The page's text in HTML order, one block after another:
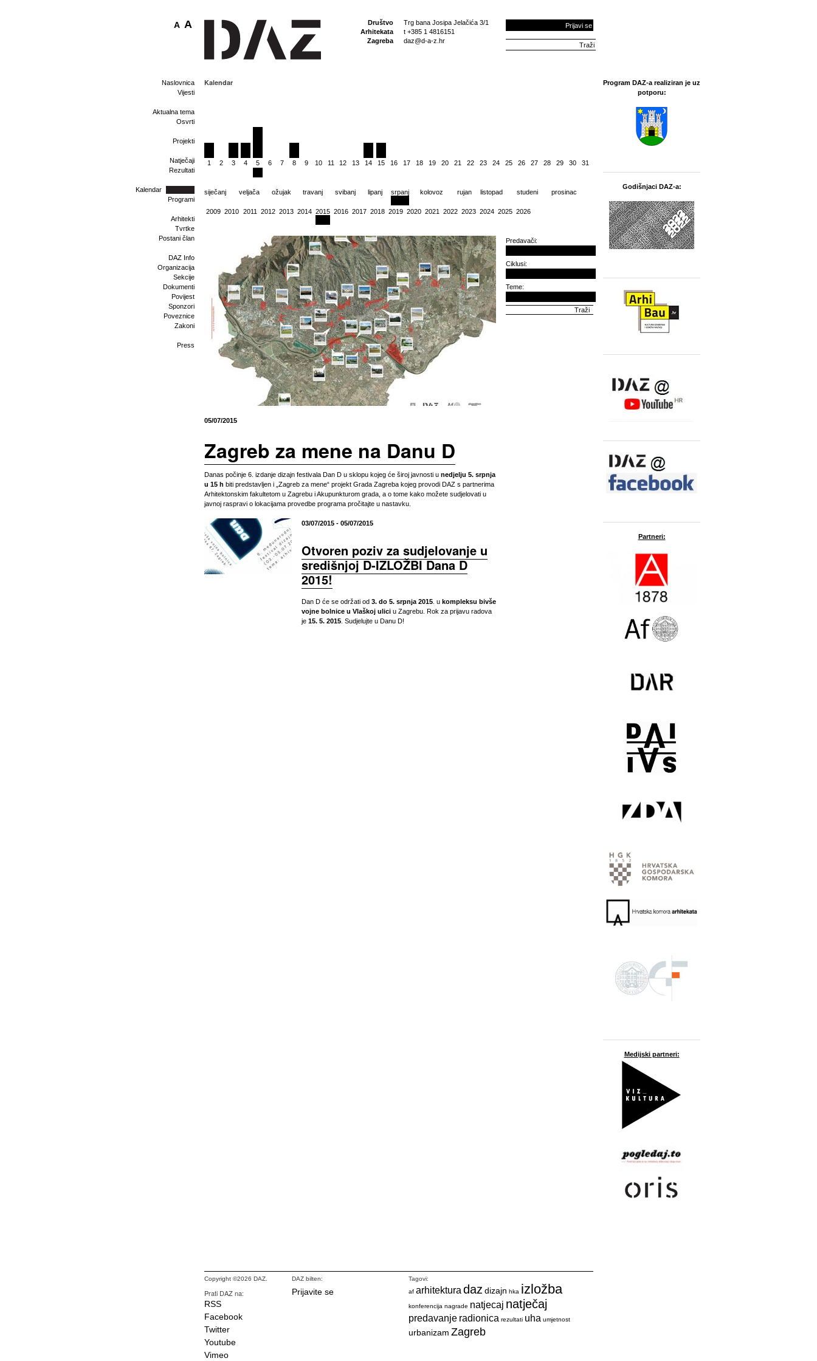
Društvo
Arhitekata
Zagreba
Trg bana Josipa Jelačića 3/1
t +385 1 4816151
daz@d-a-z.hr
Prijavi se
A A
Naslovnica
Vijesti
Aktualna tema
Osvrti
Projekti
Natječaji
Rezultati
Kalendar
Programi
Arhitekti
Tvrtke
Postani član
DAZ Info
Organizacija
Sekcije
Dokumenti
Povijest
Sponzori
Poveznice
Zakoni
Press
Kalendar
1 2 3 4 5 6 7 8 9 10 11 12 13 14 15 16 17 18 19 20 21 22 23 24 25 26 27 28 29 30 31
siječanj veljača ožujak travanj svibanj lipanj srpanj kolovoz rujan listopad studeni prosinac
2009 2010 2011 2012 2013 2014 2015 2016 2017 2018 2019 2020 2021 2022 2023 2024 2025 2026
05/07/2015
Zagreb za mene na Danu D
Danas počinje 6. izdanje dizajn festivala Dan D u sklopu kojeg će široj javnosti u nedjelju 5. srpnja
u 15 h biti predstavljen i „Zagreb za mene“ projekt Grada Zagreba kojeg provodi DAZ s partnerima
Arhitektonskim fakultetom u Zagrebu i Akupunkturom grada, a o tome kako možete sudjelovati u
javnoj raspravi o lokacijama provedbe programa pročitajte u nastavku.
03/07/2015 - 05/07/2015
Otvoren poziv za sudjelovanje u
središnjoj D-IZLOŽBI Dana D
2015!
Dan D će se održati od 3. do 5. srpnja 2015 . u kompleksu bivše
vojne bolnice u Vlaškoj ulici u Zagrebu. Rok za prijavu radova
je 15. 5. 2015 . Sudjelujte u Danu D!
Predavači:
Ciklusi:
Teme:
Program DAZ-a realiziran je uz
potporu:
Godišnjaci DAZ-a:
Partneri:
Medijski partneri:
Copyright ©2026 DAZ.
Prati DAZ na:
RSS
Facebook
Twitter
Youtube
Vimeo
DAZ bilten:
Prijavite se
Tagovi:
af arhitektura daz dizajn hka izložba
konferencija nagrade natjecaj natječaj
predavanje radionica rezultati uha umjetnost
urbanizam Zagreb